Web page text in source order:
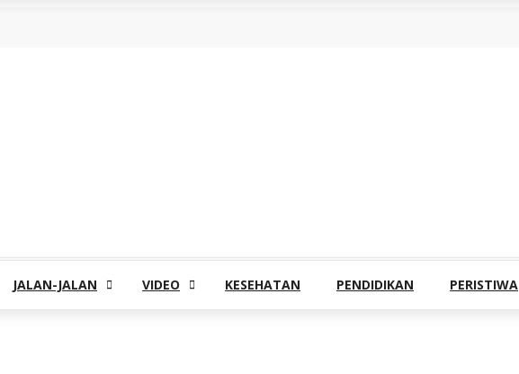
JALAN-JALAN VIDEO KESEHATAN PENDIDIKAN PERISTIWA